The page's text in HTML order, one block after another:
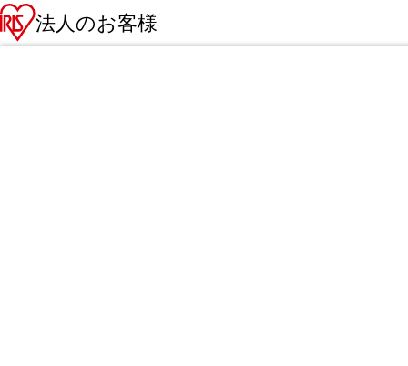
法人のお客様